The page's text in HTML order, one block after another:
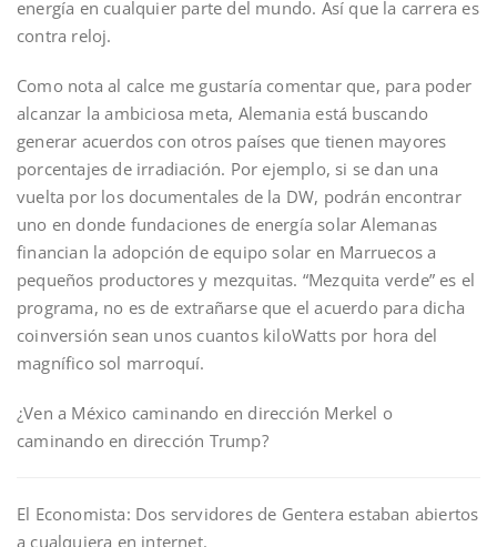
energía en cualquier parte del mundo. Así que la carrera es
contra reloj.
Como nota al calce me gustaría comentar que, para poder
alcanzar la ambiciosa meta, Alemania está buscando
generar acuerdos con otros países que tienen mayores
porcentajes de irradiación. Por ejemplo, si se dan una
vuelta por los documentales de la DW, podrán encontrar
uno en donde fundaciones de energía solar Alemanas
financian la adopción de equipo solar en Marruecos a
pequeños productores y mezquitas. “Mezquita verde” es el
programa, no es de extrañarse que el acuerdo para dicha
coinversión sean unos cuantos kiloWatts por hora del
magnífico sol marroquí.
¿Ven a México caminando en dirección Merkel o
caminando en dirección Trump?
El Economista: Dos servidores de Gentera estaban abiertos
a cualquiera en internet.